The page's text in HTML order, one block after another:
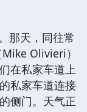
那天，同往常
Olivieri）
在私家车道上
私家车道连接
侧门。天气正